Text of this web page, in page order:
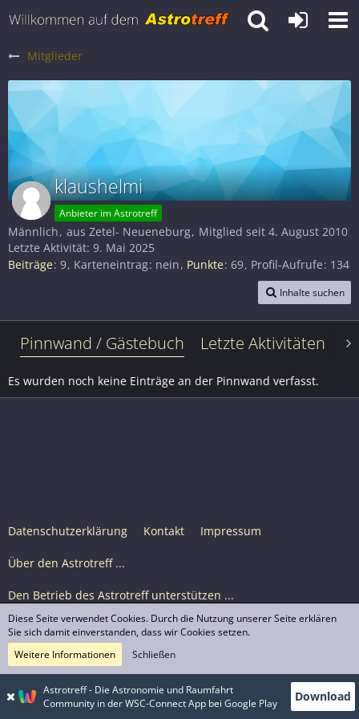
Mitglieder
klaushelmi
Anbieter im Astrotreff
Männlich aus Zetel- Neueneburg Mitglied seit 4. August 2010
Letzte Aktivität: 9. Mai 2025
Beiträge 9 Karteneintrag nein Punkte 69 Profil-Aufrufe 134
Inhalte suchen
Pinnwand / Gästebuch Letzte Aktivitäten
Es wurden noch keine Einträge an der Pinnwand verfasst.
Datenschutzerklärung Kontakt Impressum
Über den Astrotreff ...
Den Betrieb des Astrotreff unterstützen ...
Nutzungsbedingungen
© Astrotreff 2001-2026, lizenziert unter CC BY-SA,
sofern für einzelne Inhalte nicht anders angegeben
Astrotreff - Die Astronomie und Raumfahrt
Community in der WSC-Connect App bei Google Play
Download
Diese Seite verwendet Cookies. Durch die Nutzung unserer Seite erklären
Sie sich damit einverstanden, dass wir Cookies setzen.
Weitere Informationen
Schließen